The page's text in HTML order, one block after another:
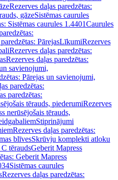
Rezerves daļas paredzētas:
gāzeSistēmas caurules
Sistēmas caurules 1.4401Caurules
PārejasLīkumiRezerves
Rezerves daļas paredzētas:
Rezerves daļas paredzētas:
savienojumi,
Pārejas un savienojumi,
paredzētas:
paredzētas:
tērauds, piederumiRezerves
nerūsējošais tērauds,
Stiprinājumi
Rezerves daļas paredzētas:
blīvesSkrūvju komplekti atloku
tēraudsGeberit Mapress
Geberit Mapress
Sistēmas caurules
Rezerves daļas paredzētas: